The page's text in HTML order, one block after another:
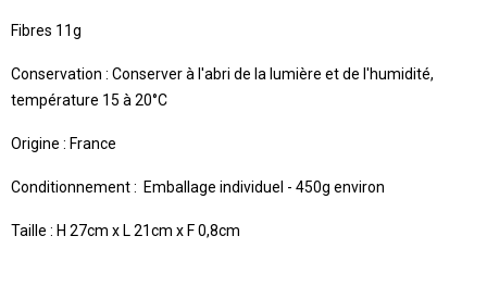
Fibres 11g
Conservation : Conserver à l'abri de la lumière et de l'humidité,
température 15 à 20°C
Origine : France
Conditionnement : Emballage individuel - 450g environ
Taille : H 27cm x L 21cm x F 0,8cm